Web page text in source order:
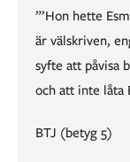
”’Hon hette
är välskriven,
syfte att påvisa
och att inte låta
BTJ (betyg 5)